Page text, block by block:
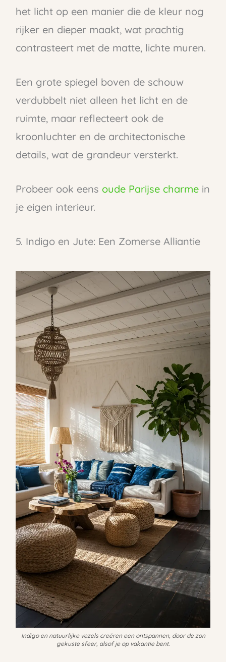
het licht op een manier die de kleur nog
rijker en dieper maakt, wat prachtig
contrasteert met de matte, lichte muren.
Een grote spiegel boven de schouw
verdubbelt niet alleen het licht en de
ruimte, maar reflecteert ook de
kroonluchter en de architectonische
details, wat de grandeur versterkt.
Probeer ook eens oude Parijse charmein
je eigen interieur.
5. Indigo en Jute: Een Zomerse Alliantie
Indigo en natuurlijke vezels creëren een ontspannen, door de zon
gekuste sfeer, alsof je op vakantie bent.